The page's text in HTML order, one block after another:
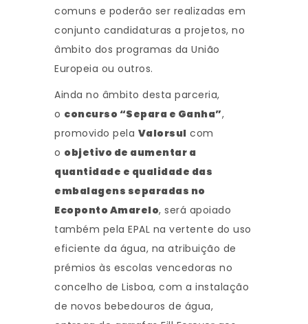
comuns e poderão ser realizadas em
conjunto candidaturas a projetos, no
âmbito dos programas da União
Europeia ou outros.
Ainda no âmbito desta parceria,
o concurso “Separa e Ganha”,
promovido pela Valorsul com
o objetivo de aumentar a
quantidade e qualidade das
embalagens separadas no
Ecoponto Amarelo, será apoiado
também pela EPAL na vertente do uso
eficiente da água, na atribuição de
prémios às escolas vencedoras no
concelho de Lisboa, com a instalação
de novos bebedouros de água,